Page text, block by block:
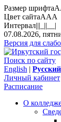
Размер шрифтаA
Цвет сайтаAAA
Интервал|||_||__|
07.08.2026,
Версия для
Поиск по сайту
English | Русский
Личный кабинет
Расписание
О